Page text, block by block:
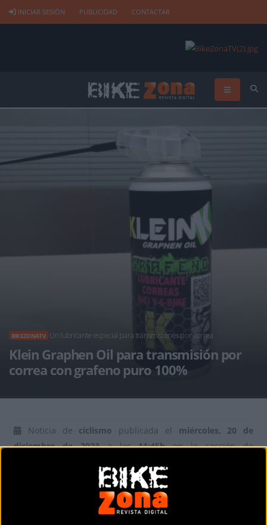
INICIAR SESIÓN PUBLICIDAD CONTACTAR
BIKEZONATV Un lubricante especial para transmisiones por correa
Klein Graphen Oil para transmisión por
correa con grafeno puro 100%
Noticia de ciclismo publicada el miércoles, 20 de
diciembre de 2023a las11:45hen la sección de
Las bicicletas de transmisión mediante correa tienen
muchas ventajas frente a las más convencionales y que